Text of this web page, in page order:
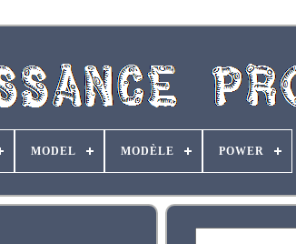
MODEL MODÈLE POWER